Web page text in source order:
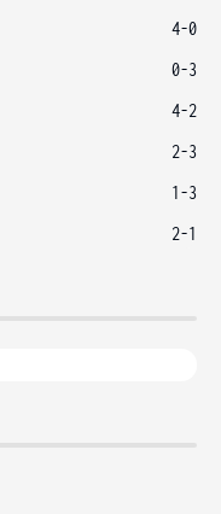
4-0
0-3
4-2
2-3
1-3
2-1